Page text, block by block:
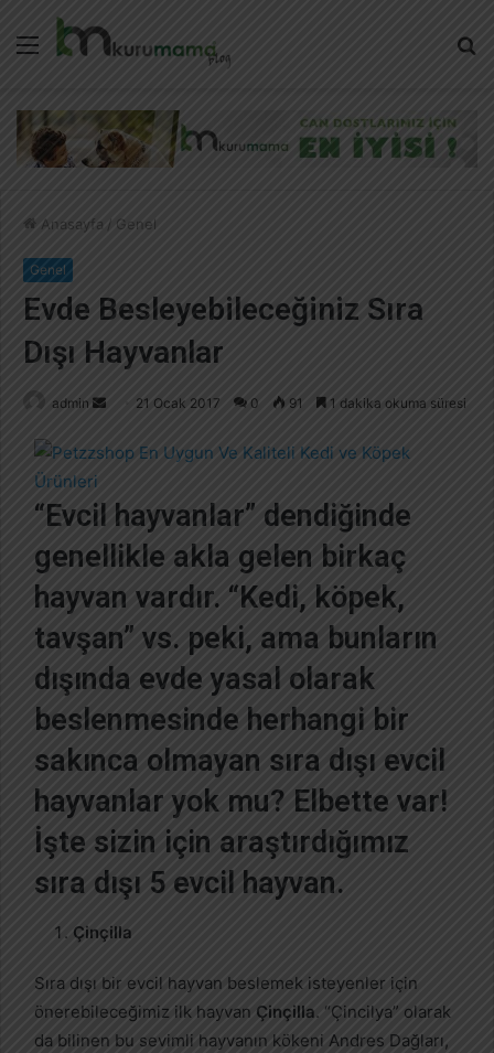
Menü
Anasayfa / Genel
Genel
Evde Besleyebileceğiniz Sıra
Dışı Hayvanlar
admin
r
s
g
ö
n
e
r
m
e
k
21 Ocak 2017 0 91 1 dakika okuma süresi
“Evcil hayvanlar” dendiğinde
genellikle akla gelen birkaç
hayvan vardır. “Kedi, köpek,
tavşan” vs. peki, ama bunların
dışında evde yasal olarak
beslenmesinde herhangi bir
sakınca olmayan sıra dışı evcil
hayvanlar yok mu? Elbette var!
İşte sizin için araştırdığımız
sıra dışı 5 evcil hayvan.
Çinçilla
Sıra dışı bir evcil hayvan beslemek isteyenler için
önerebileceğimiz ilk hayvan Çinçilla. “Çincilya” olarak
da bilinen bu sevimli hayvanın kökeni Andres Dağları,